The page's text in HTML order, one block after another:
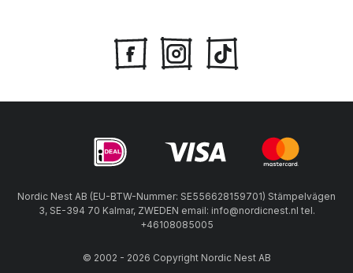
Nordic Nest AB (EU-BTW-Nummer: SE556628159701) Stämpelvägen
3, SE-394 70 Kalmar, ZWEDEN email: info@nordicnest.nl tel.
+46108085005
© 2002 - 2026 Copyright Nordic Nest AB